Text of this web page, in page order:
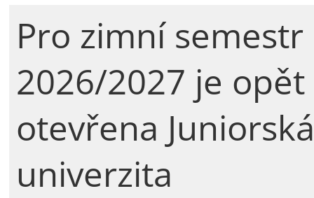
Pro zimní semestr
2026/2027 je opět
otevřena Juniorská
univerzita